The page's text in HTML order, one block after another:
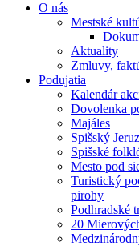
O nás
Mestské
Aktuality
Zmluvy,
Podujatia
Kalendár
Dovolenka
Majáles
Spišský
Spišské
Mesto pod
Turistický
pirohy
Podhradské
20